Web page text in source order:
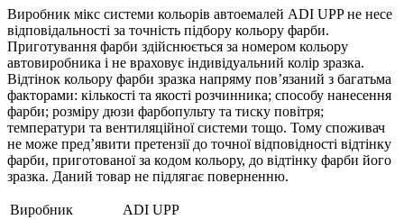
Виробник мікс системи кольорів автоемалей ADI UPP не несе
відповідальності за точність підбору кольору фарби.
Приготування фарби здійснюється за номером кольору
автовиробника і не враховує індивідуальний колір зразка.
Відтінок кольору фарби зразка напряму пов’язаний з багатьма
факторами: кількості та якості розчинника; способу нанесення
фарби; розміру дюзи фарбопульту та тиску повітря;
температури та вентиляційної системи тощо. Тому споживач
не може пред’явити претензії до точної відповідності відтінку
фарби, приготованої за кодом кольору, до відтінку фарби його
зразка. Даний товар не підлягає поверненню.
Виробник
ADI UPP